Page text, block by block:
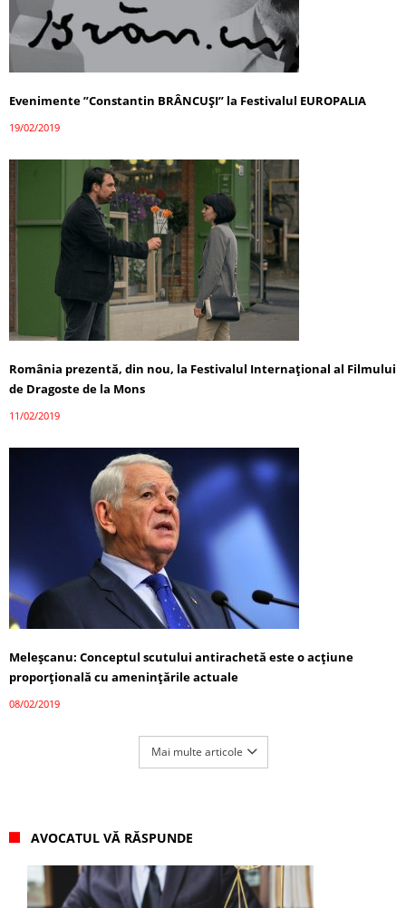
Evenimente ”Constantin BRÂNCUȘI” la Festivalul EUROPALIA
19/02/2019
România prezentă, din nou, la Festivalul Internațional al Filmului
de Dragoste de la Mons
11/02/2019
Meleșcanu: Conceptul scutului antirachetă este o acţiune
proporţională cu ameninţările actuale
08/02/2019
Mai multe articole
AVOCATUL VĂ RĂSPUNDE